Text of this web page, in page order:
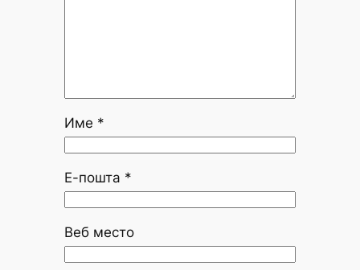
Име *
Е-пошта *
Веб место